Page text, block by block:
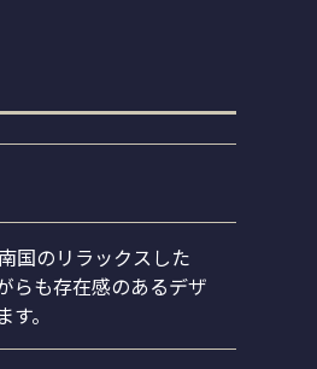
国のリラックスした
らも存在感のあるデザ
。